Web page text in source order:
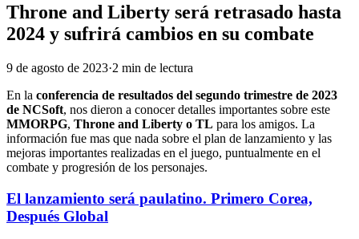
Throne and Liberty será retrasado hasta
2024 y sufrirá cambios en su combate
9 de agosto de 2023·2 min de lectura
En la conferencia de resultados del segundo trimestre de 2023
de NCSoft, nos dieron a conocer detalles importantes sobre este
MMORPG, Throne and Liberty o TL para los amigos. La
información fue mas que nada sobre el plan de lanzamiento y las
mejoras importantes realizadas en el juego, puntualmente en el
combate y progresión de los personajes.
El lanzamiento será paulatino. Primero Corea,
Después Global